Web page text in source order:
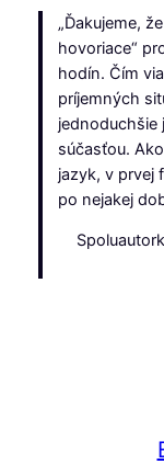
„Ďakujeme,
hovoriace“
hodín. Čím
príjemných
jednoduchšie
súčasťou.
jazyk, v prvej
po nejakej